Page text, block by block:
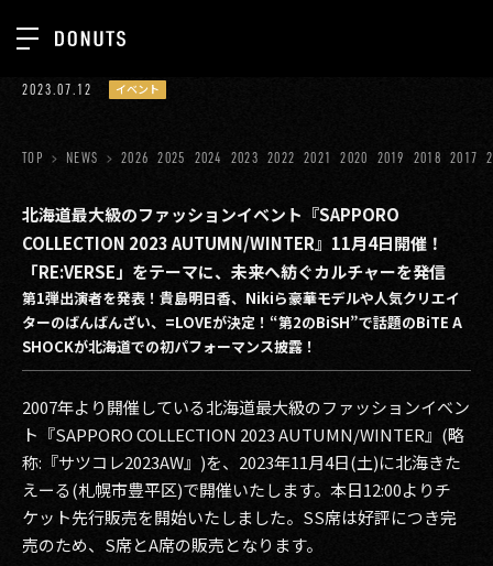
ジョブカン
ゲーム
ミクチャ
医療(CLIUS)
出版メディア
イベント
タテドラ
その他事業
TOP
ABOUT
SERVICES
GROUP
RECRUIT
CONTACT
PRIVACY POLICY
2023.07.12 イベント
TOP NEWS 2026 2025 2024 2023 2022 2021 2020 2019 2018 2017
北海道最大級のファッションイベント『SAPPORO
COLLECTION 2023 AUTUMN/WINTER』11月4日開催！
「RE:VERSE」をテーマに、未来へ紡ぐカルチャーを発信
第1弾出演者を発表！貴島明日香、Nikiら豪華モデルや人気クリエイ
ターのばんばんざい、=LOVEが決定！“第2のBiSH”で話題のBiTE A
SHOCKが北海道での初パフォーマンス披露！
2007年より開催している北海道最大級のファッションイベン
ト『SAPPORO COLLECTION 2023 AUTUMN/WINTER』(略
称:『サツコレ2023AW』)を、2023年11月4日(土)に北海きた
えーる(札幌市豊平区)で開催いたします。本日12:00よりチ
ケット先行販売を開始いたしました。SS席は好評につき完
売のため、S席とA席の販売となります。